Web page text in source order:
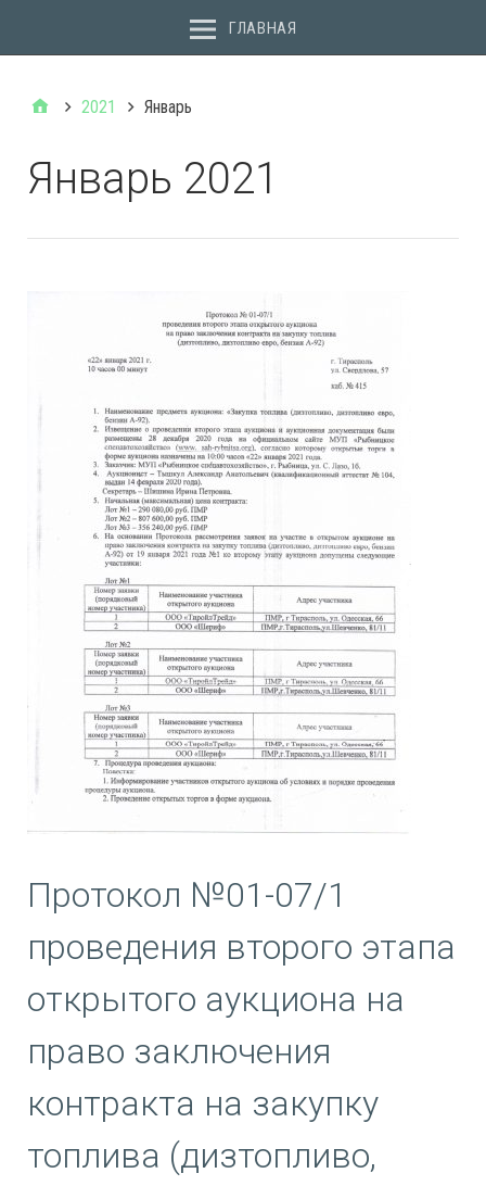
ГЛАВНАЯ
2021 Январь
Январь 2021
Протокол №01-07/1
проведения второго этапа
открытого аукциона на
право заключения
контракта на закупку
топлива (дизтопливо,